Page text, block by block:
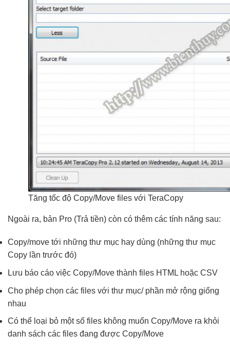
Tăng tốc độ Copy/Move files với TeraCopy
Ngoài ra, bản Pro (Trả tiền) còn có thêm các tính năng sau:
Copy/move tới những thư mục hay dùng (những thư mục
Copy lần trước đó)
Lưu báo cáo việc Copy/Move thành files HTML hoặc CSV
Cho phép chọn các files với thư mục/ phần mở rộng giống
nhau
Có thể loại bỏ một số files không muốn Copy/Move ra khỏi
danh sách các files đang được Copy/Move